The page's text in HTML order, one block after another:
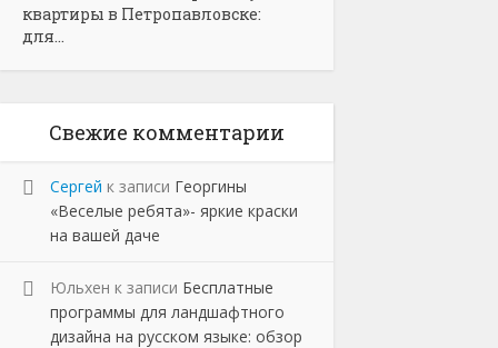
квартиры в Петропавловске:
для...
Свежие комментарии
Сергей к записи Георгины
«Веселые ребята»- яркие краски
на вашей даче
Юльхен к записи Бесплатные
программы для ландшафтного
дизайна на русском языке: обзор